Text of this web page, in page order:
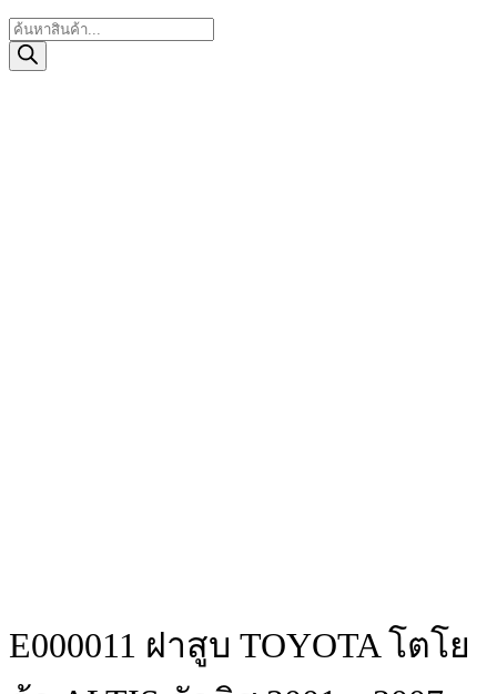
Products
search
E000011 ฝาสูบ TOYOTA โตโย